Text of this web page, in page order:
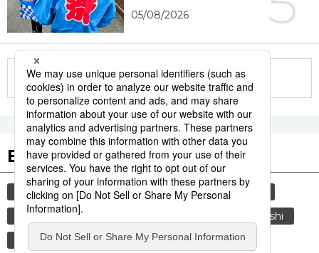
05/08/2026
More in this series
Etiquetas destacadas
cultura gastronomía vida
sociedad
cortesía
kappabashi
costumbres
genkan